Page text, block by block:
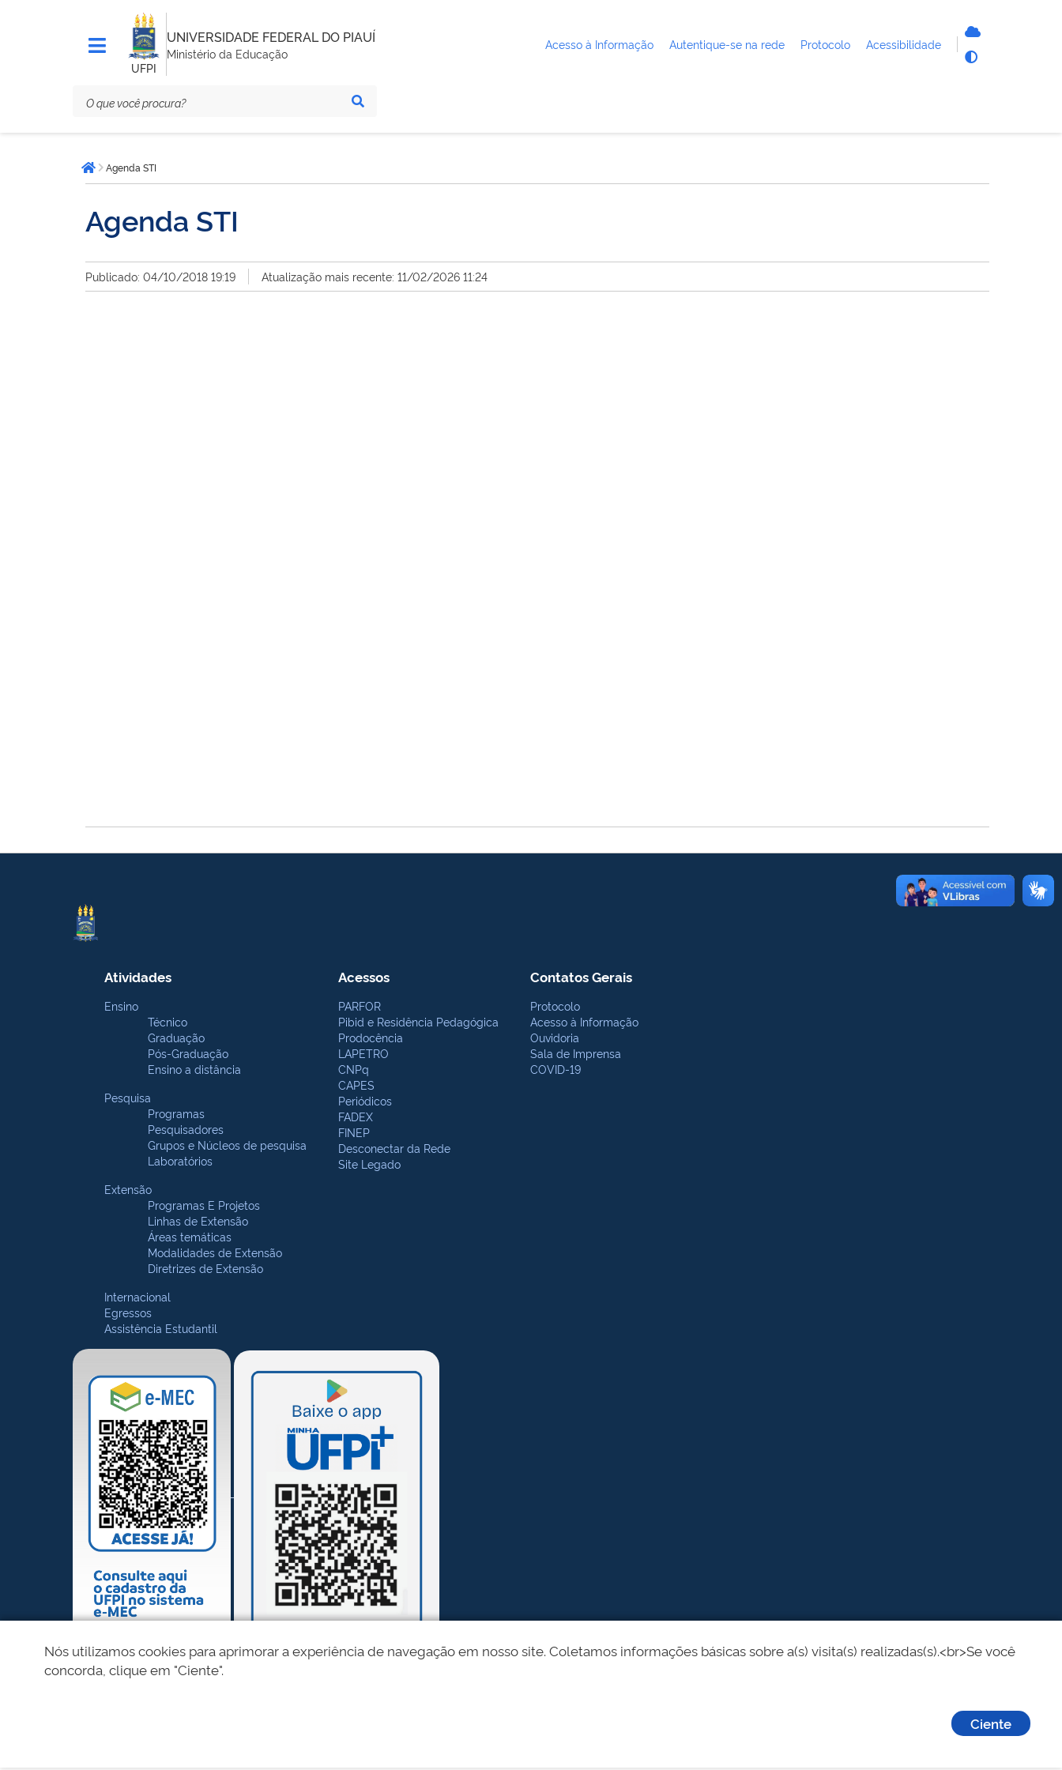
UFPI
UNIVERSIDADE FEDERAL DO PIAUÍ
Ministério da Educação
Acesso à Informação Autentique-se na rede Protocolo Acessibilidade
está
aqui:Página inicial
Agenda STI
Agenda STI
Publicado: 04/10/2018 19:19 Atualização mais recente: 11/02/2026 11:24
Atividades
Ensino
Técnico
Graduação
Pós-Graduação
Ensino a distância
Pesquisa
Programas
Pesquisadores
Grupos e Núcleos de pesquisa
Laboratórios
Extensão
Programas E Projetos
Linhas de Extensão
Áreas temáticas
Modalidades de Extensão
Diretrizes de Extensão
Internacional
Egressos
Assistência Estudantil
Acessos
PARFOR
Pibid e Residência Pedagógica
Prodocência
LAPETRO
CNPq
CAPES
Periódicos
FADEX
FINEP
Desconectar da Rede
Site Legado
Contatos Gerais
Protocolo
Acesso à Informação
Ouvidoria
Sala de Imprensa
COVID-19
Nós utilizamos cookies para aprimorar a experiência de navegação em nosso site. Coletamos informações básicas sobre a(s) visita(s) realizadas(s).<br>Se você
concorda, clique em "Ciente".
Ciente